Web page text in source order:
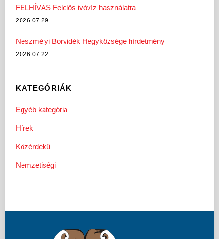
FELHÍVÁS Felelős ivóvíz használatra
2026.07.29.
Neszmélyi Borvidék Hegyközsége hírdetmény
2026.07.22.
KATEGÓRIÁK
Egyéb kategória
Hírek
Közérdekű
Nemzetiségi